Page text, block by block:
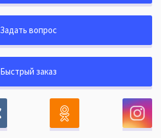
Задать вопрос
Быстрый заказ